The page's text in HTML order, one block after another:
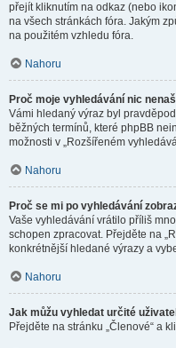
přejít kliknutím na odkaz (nebo
na všech stránkách fóra. Jakým
na použitém vzhledu fóra.
Nahoru
Proč moje vyhledávání nic
Vámi hledaný výraz byl
běžných termínů, které phpBB
možnosti v „Rozšířeném
Nahoru
Proč se mi po vyhledávání
Vaše vyhledávání vrátilo příliš
schopen zpracovat. Přejděte na
konkrétnější hledané výrazy a
Nahoru
Jak můžu vyhledat určité
Přejděte na stránku „Členové“ a